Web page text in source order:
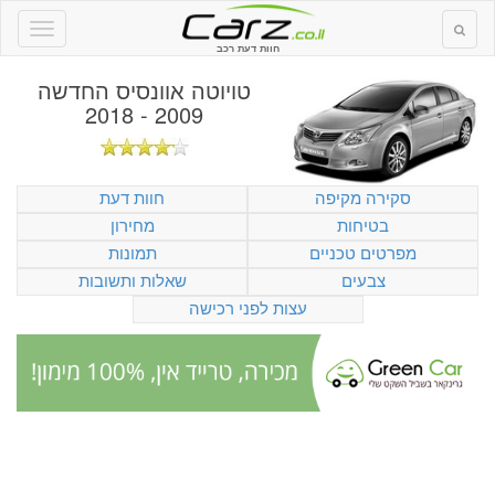
חוות דעת רכב
טויוטה אוונסיס החדשה
2009 - 2018
סקירה מקיפה
חוות דעת
בטיחות
מחירון
מפרטים טכניים
תמונות
צבעים
שאלות ותשובות
עצות לפני רכישה